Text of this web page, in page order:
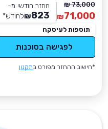
73,000 ₪
71,000
₪
החזר חודשי מ-
823
₪לחודש*
תוספות לעיסקה
לפגישה בסוכנות
*חישוב ההחזר מפורט בתקנון